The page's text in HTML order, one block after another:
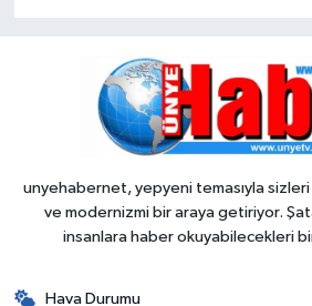
unyehabernet, yepyeni temasıyla
ve modernizmi bir araya getiriyor.
insanlara haber okuyabilecekleri
Hava Durumu